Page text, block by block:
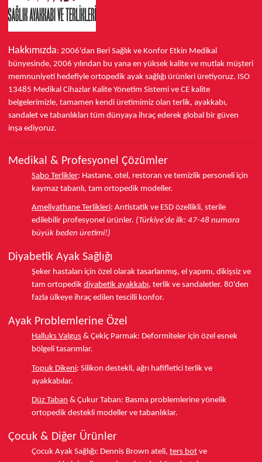
Hakkımızda: 2006'dan Beri Sağlık ve Konfor Etkin Medikal
bünyesinde, 2006 yılından bu yana en yüksek kalite ve mutlak müşteri
memnuniyeti hedefiyle ortopedik ayak sağlığı ürünleri üretiyoruz. ISO
13485 Medikal Cihazlar Kalite Yönetim Sistemi ve CE kalite
belgelerimizle, tamamen kendi üretimimiz olan terlik, ayakkabı,
sandalet ve tabanlıkları tüm dünyaya ihraç ederek global bir güven
inşa ediyoruz.
Medikal & Profesyonel Çözümler
Sabo Terlikler: Hastane, otel, restoran ve temizlik personeli için
kaymaz tabanlı, tam ortopedik modeller.
Ameliyathane Terlikleri: Antistatik ve ESD özellikli, sterile
edilebilir profesyonel ürünler. (Türkiye'de ilk: 47-48 numara
büyük beden üretimi!)
Diyabetik Ayak Sağlığı
Şeker hastaları için özel olarak tasarlanmış, el yapımı, dikişsiz ve
tam ortopedik diyabetik ayakkabı, terlik ve sandaletler. 80'den
fazla ülkeye ihraç edilen tescilli konfor.
Ayak Problemlerine Özel
Halluks Valgus & Çekiç Parmak: Deformiteler için özel esnek
bölgeli tasarımlar.
Topuk Dikeni: Silikon destekli, ağrı hafifletici terlik ve
ayakkabılar.
Düz Taban & Çukur Taban: Basma problemlerine yönelik
ortopedik destekli modeller ve tabanlıklar.
Çocuk & Diğer Ürünler
Çocuk Ayak Sağlığı: Dennis Brown ateli, ters bot ve